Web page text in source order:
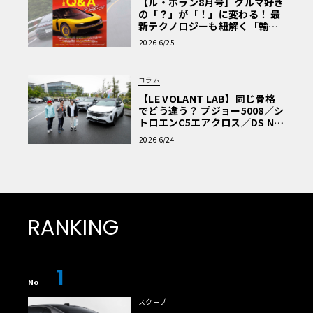
の「？」が「！」に変わる！ 最
新テクノロジーも紐解く「輸入
車Q&A」
2026 6/25
コラム
【LE VOLANT LAB】同じ骨格
でどう違う？ プジョー5008／シ
トロエンC5エアクロス／DS Nº4
読者一気乗りレポート
2026 6/24
RANKING
No 1
スクープ